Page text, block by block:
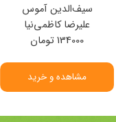
سیف‌الدین آموس
علیرضا کاظمی‌نیا
134000 تومان
مشاهده و خرید